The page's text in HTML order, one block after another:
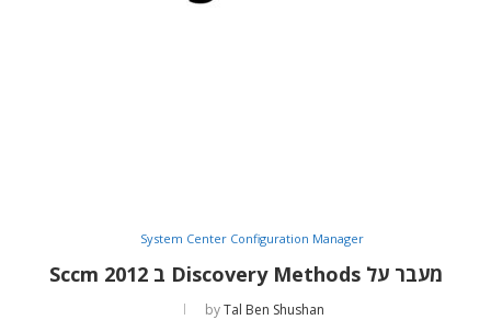
System Center Configuration Manager
מעבר על Discovery Methods ב Sccm 2012
byTal Ben Shushan